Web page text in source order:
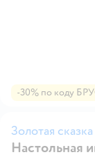
-30% по коду
Золотая сказка
Настольная